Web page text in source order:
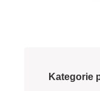
Kategorie